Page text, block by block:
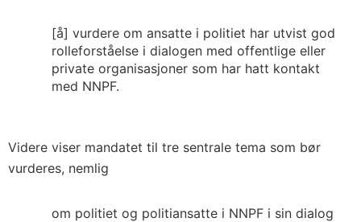
[å] vurdere om ansatte i politiet har utvist god
rolleforståelse i dialogen med offentlige eller
private organisasjoner som har hatt kontakt
med NNPF.
Videre viser mandatet til tre sentrale tema som bør
vurderes, nemlig
om politiet og politiansatte i NNPF i sin dialog